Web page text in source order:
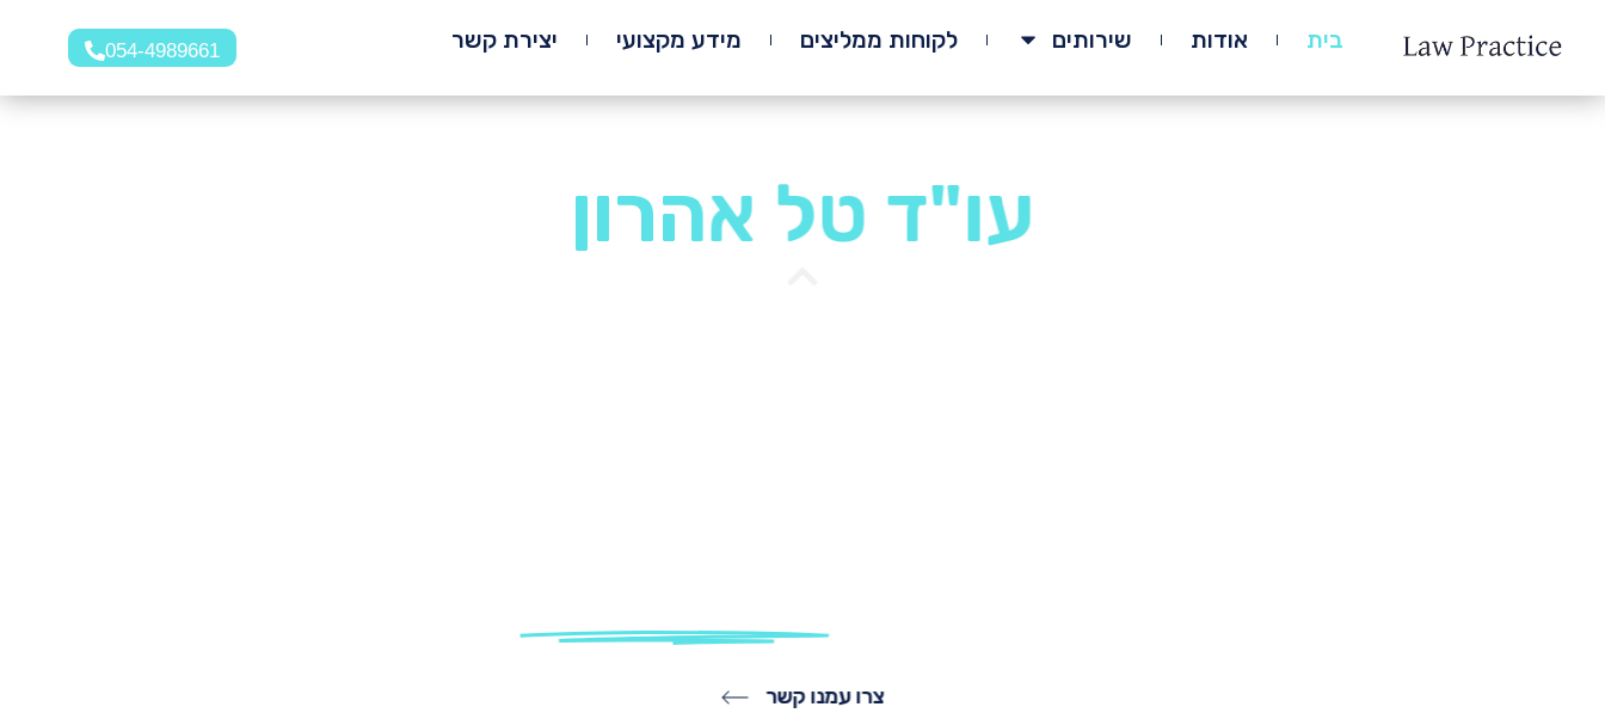
בית אודות שירותים לקוחות ממליצים מידע מקצועי יצירת קשר 054-4989661
עורך דין בן ממשיך
עו"ד טל אהרון
צרו עמנו קשר